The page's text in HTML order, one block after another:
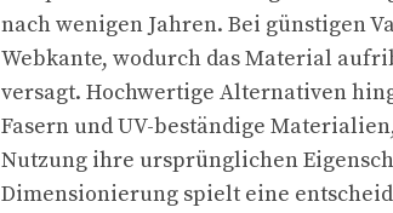
nach wenigen Jahren. Bei günstigen
Webkante, wodurch das Material
versagt. Hochwertige Alternativen
Fasern und UV-beständige
Nutzung ihre ursprünglichen
Dimensionierung spielt eine